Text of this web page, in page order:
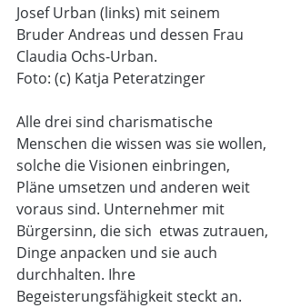
Josef Urban (links) mit seinem
Bruder Andreas und dessen Frau
Claudia Ochs-Urban.
Foto: (c) Katja Peteratzinger
Alle drei sind charismatische
Menschen die wissen was sie wollen,
solche die Visionen einbringen,
Pläne umsetzen und anderen weit
voraus sind. Unternehmer mit
Bürgersinn, die sich  etwas zutrauen,
Dinge anpacken und sie auch
durchhalten. Ihre
Begeisterungsfähigkeit steckt an.